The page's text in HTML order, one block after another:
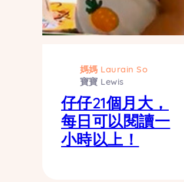
媽媽 Laurain So
寶寶 Lewis
仔仔21個月大，
每日可以閱讀一
小時以上！